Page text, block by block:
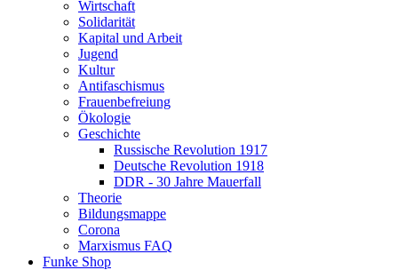
Wirtschaft
Solidarität
Kapital und Arbeit
Jugend
Kultur
Antifaschismus
Frauenbefreiung
Ökologie
Geschichte
Russische Revolution 1917
Deutsche Revolution 1918
DDR - 30 Jahre Mauerfall
Theorie
Bildungsmappe
Corona
Marxismus FAQ
Funke Shop